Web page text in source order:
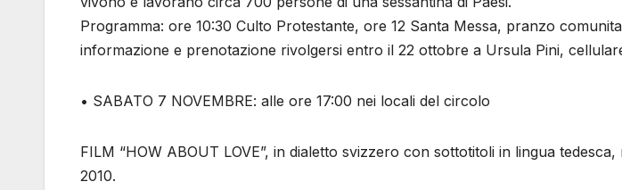
Programma: ore 10:30 Culto Protestante, ore 12 Santa Messa, pranzo
informazione e prenotazione rivolgersi entro il 22 ottobre a Ursula Pini,
• SABATO 7 NOVEMBRE: alle ore 17:00 nei locali del circolo
FILM “HOW ABOUT LOVE”, in dialetto svizzero con sottotitoli in lingua
2010.